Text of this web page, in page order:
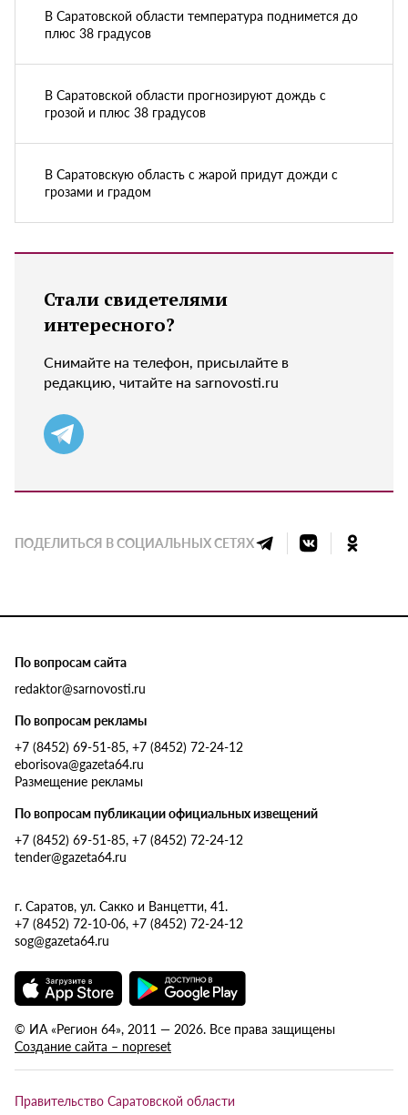
В Саратовской области температура поднимется до
плюс 38 градусов
В Саратовской области прогнозируют дождь с
грозой и плюс 38 градусов
В Саратовскую область с жарой придут дожди с
грозами и градом
Стали свидетелями
интересного?
Снимайте на телефон, присылайте в
редакцию, читайте на sarnovosti.ru
ПОДЕЛИТЬСЯ В СОЦИАЛЬНЫХ СЕТЯХ
По вопросам сайта
redaktor@sarnovosti.ru
По вопросам рекламы
+7 (8452) 69-51-85, +7 (8452) 72-24-12
eborisova@gazeta64.ru
Размещение рекламы
По вопросам публикации официальных извещений
+7 (8452) 69-51-85, +7 (8452) 72-24-12
tender@gazeta64.ru
г. Саратов, ул. Сакко и Ванцетти, 41.
+7 (8452) 72-10-06, +7 (8452) 72-24-12
sog@gazeta64.ru
© ИА «Регион 64», 2011 — 2026. Все права защищены
Создание сайта – nopreset
Правительство Саратовской области